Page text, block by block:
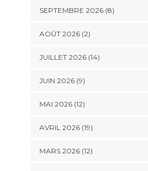
SEPTEMBRE 2026 (8)
AOÛT 2026 (2)
JUILLET 2026 (14)
JUIN 2026 (9)
MAI 2026 (12)
AVRIL 2026 (19)
MARS 2026 (12)